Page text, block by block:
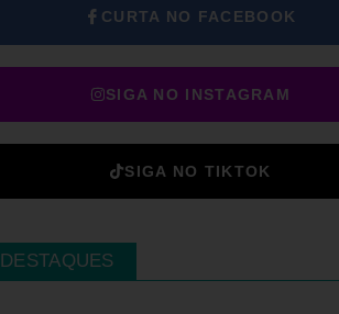
CURTA NO FACEBOOK
SIGA NO INSTAGRAM
SIGA NO TIKTOK
DESTAQUES